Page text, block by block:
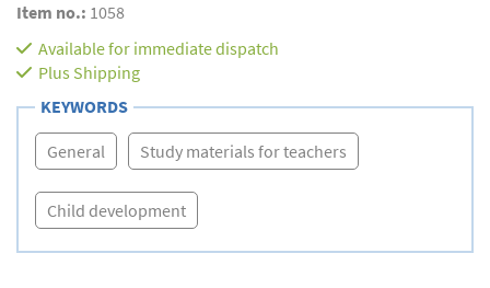
Item no.: 1058
Available for immediate dispatch
Plus Shipping
KEYWORDS
General Study materials for teachers
Child development